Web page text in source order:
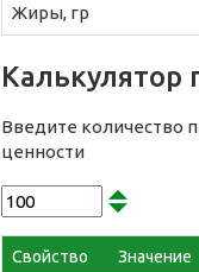
Жиры, гр
Калькулятор
Введите количество
ценности
Свойство Значение